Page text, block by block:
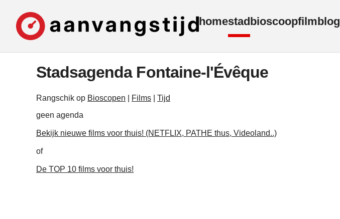
homestadbioscoopfilmblog
Stadsagenda Fontaine-l'Évêque
Rangschik op Bioscopen Films
Tijd
geen agenda
Bekijk nieuwe films voor thuis! (NETFLIX, PATHE thus, Videoland..)
of
De TOP 10 films voor thuis!